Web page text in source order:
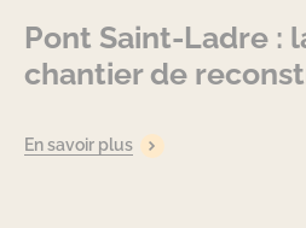
Pont Saint-Ladre :
chantier de
En savoir plus